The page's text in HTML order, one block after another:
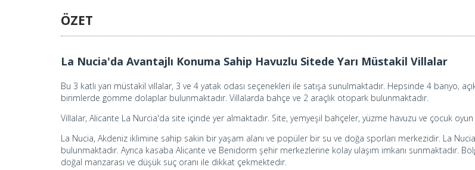
ÖZET
La Nucia'da Avantajlı Konuma Sahip Havuzlu Sitede Yarı Müstakil Villalar
Bu 3 katlı yarı müstakil villalar, 3 ve 4 yatak odası seçenekleri ile satışa sunulmaktadır. Hepsinde 4 banyo,
birimlerde gömme dolaplar bulunmaktadır. Villalarda bahçe ve 2 araçlık otopark bulunmaktadır.
Villalar, Alicante La Nurcia'da site içinde yer almaktadır. Site, yemyeşil bahçeler, yüzme havuzu ve çocuk
La Nucia, Akdeniz iklimine sahip sakin bir yaşam alanı ve popüler bir su ve doğa sporları merkezidir. La
bulunmaktadır. Ayrıca kasaba Alicante ve Benidorm şehir merkezlerine kolay ulaşım imkanı sunmaktadır.
doğal manzarası ve düşük suç oranı ile dikkat çekmektedir.